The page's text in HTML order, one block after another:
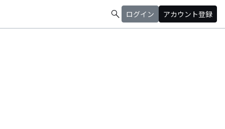
search ログイン アカウント登録